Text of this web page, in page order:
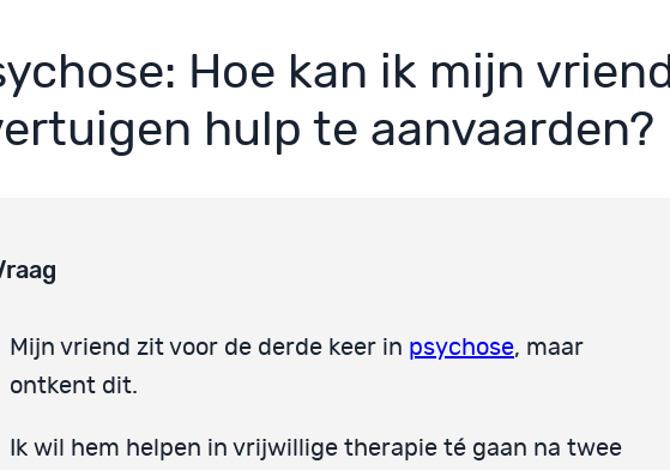
Hoe kan ik mijn vriend
hulp te aanvaarden?
Mijn vriend zit voor de derde keer in psychose, maar
ontkent dit.
Ik wil hem helpen in vrijwillige therapie té gaan na twee